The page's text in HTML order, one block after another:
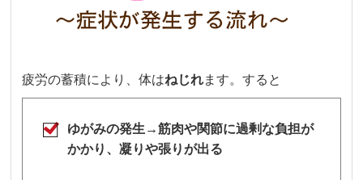
疲労の蓄積により、体はねじれます。すると
ゆがみの発生→筋肉や関節に過剰な負担が
かかり、凝りや張りが出る